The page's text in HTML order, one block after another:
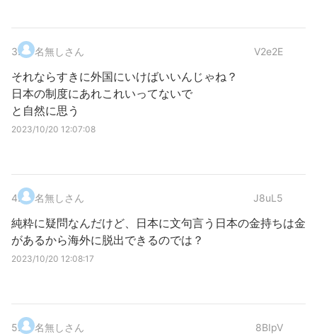
3. 名無しさん V2e2E
それならすきに外国にいけばいいんじゃね？
日本の制度にあれこれいってないで
と自然に思う
2023/10/20 12:07:08
4. 名無しさん J8uL5
純粋に疑問なんだけど、日本に文句言う日本の金持ちは金
があるから海外に脱出できるのでは？
2023/10/20 12:08:17
5. 名無しさん 8BIpV